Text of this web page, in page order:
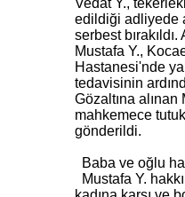
Vedat Y.,
edildiği adliyede
serbest
Mustafa Y.,
Hastanesi'nde
tedavisinin
Gözaltına alınan
mahkemece
gönderildi.
Baba ve oğlu
Mustafa Y.